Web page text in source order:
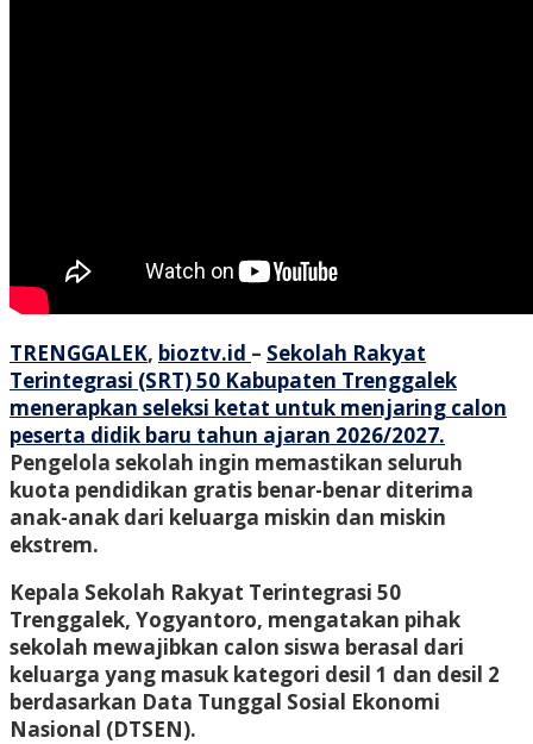
TRENGGALEK, bioztv.id – Sekolah Rakyat
Terintegrasi (SRT) 50 Kabupaten Trenggalek
menerapkan seleksi ketat untuk menjaring calon
peserta didik baru tahun ajaran 2026/2027.
Pengelola sekolah ingin memastikan seluruh
kuota pendidikan gratis benar-benar diterima
anak-anak dari keluarga miskin dan miskin
ekstrem.
Kepala Sekolah Rakyat Terintegrasi 50
Trenggalek, Yogyantoro, mengatakan pihak
sekolah mewajibkan calon siswa berasal dari
keluarga yang masuk kategori desil 1 dan desil 2
berdasarkan Data Tunggal Sosial Ekonomi
Nasional (DTSEN).